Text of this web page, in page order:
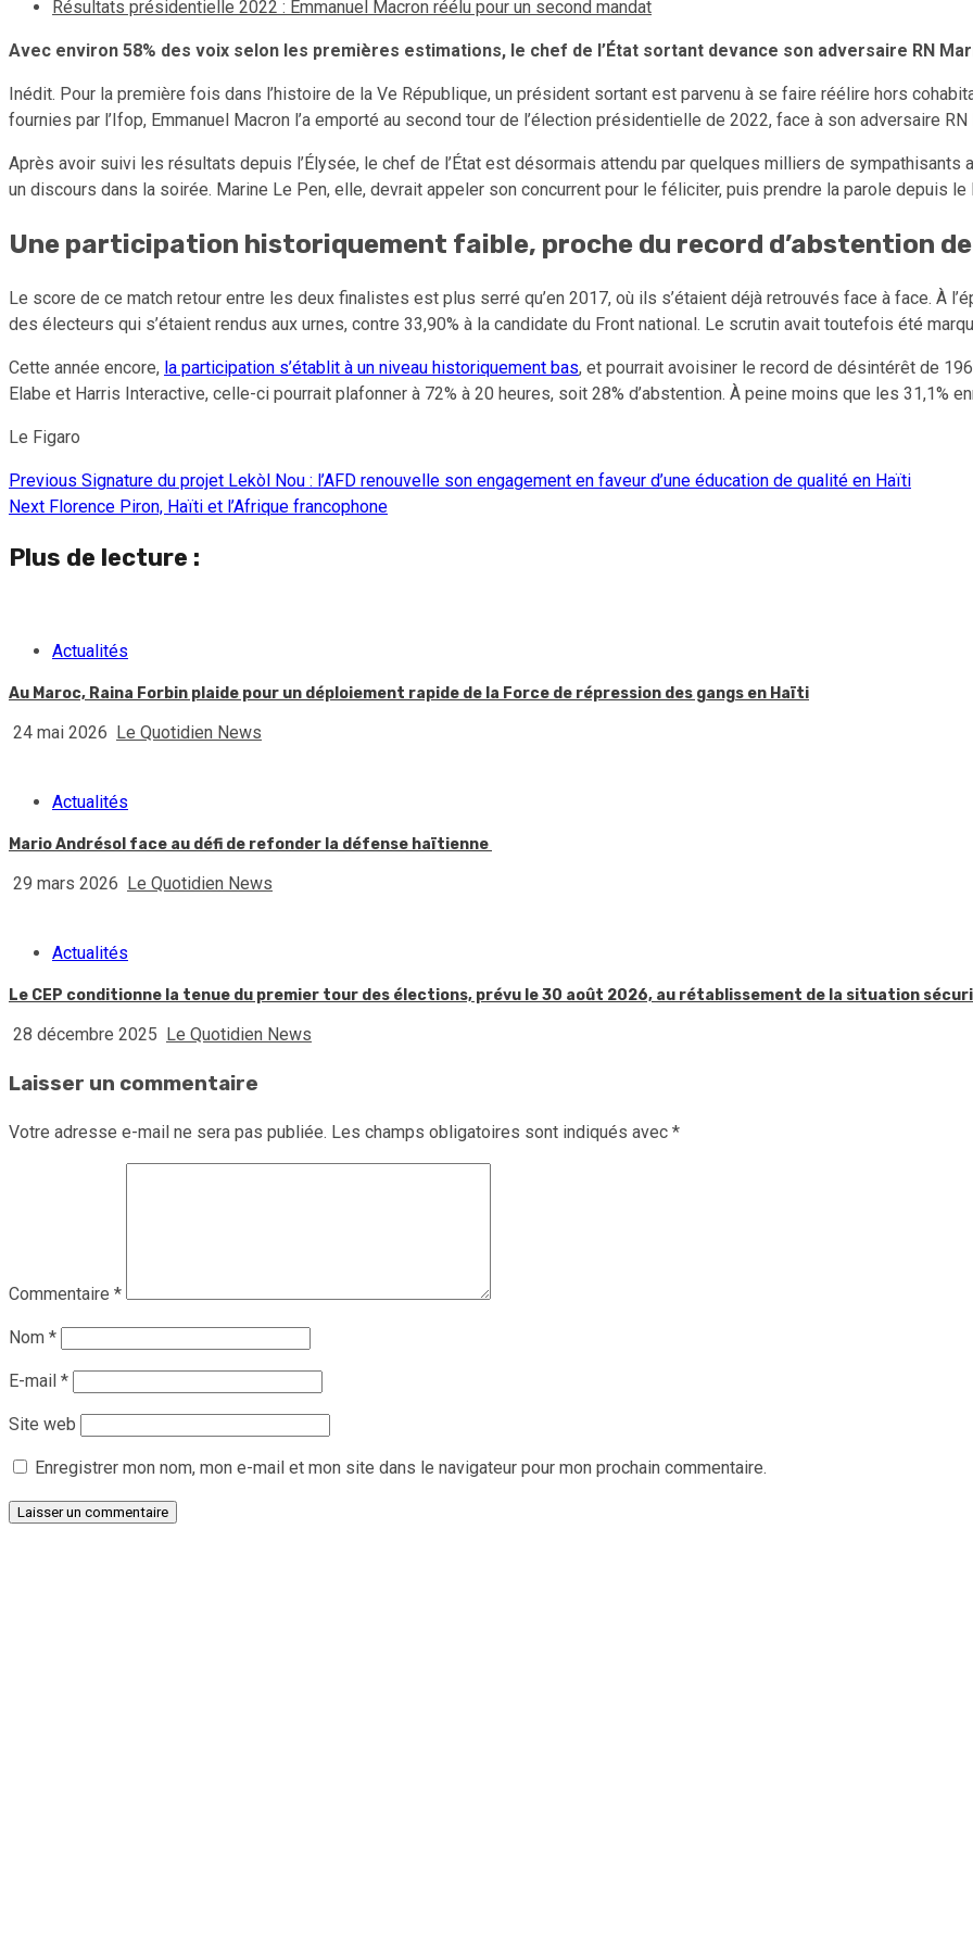
Résultats présidentielle 2022 : Emmanuel Macron réélu pour un second mandat
Avec environ 58% des voix selon les premières estimations, le chef de l’État sortant devance son adversaire RN
Inédit. Pour la première fois dans l’histoire de la Ve République, un président sortant est parvenu à se faire réélire hors
fournies par l’Ifop, Emmanuel Macron l’a emporté au second tour de l’élection présidentielle de 2022, face à son adversaire
Après avoir suivi les résultats depuis l’Élysée, le chef de l’État est désormais attendu par quelques milliers de
un discours dans la soirée. Marine Le Pen, elle, devrait appeler son concurrent pour le féliciter, puis prendre la parole depuis le
Une participation historiquement faible, proche du record d’abstention
Le score de ce match retour entre les deux finalistes est plus serré qu’en 2017, où ils s’étaient déjà retrouvés face à face. À
des électeurs qui s’étaient rendus aux urnes, contre 33,90% à la candidate du Front national. Le scrutin avait toutefois été
Cette année encore, la participation s’établit à un niveau historiquement bas, et pourrait avoisiner le record de désintérêt de
Elabe et Harris Interactive, celle-ci pourrait plafonner à 72% à 20 heures, soit 28% d’abstention. À peine moins que les 31,1%
Le Figaro
Continue
Reading
Previous Signature du projet Lekòl Nou : l’AFD renouvelle son engagement en faveur d’une éducation de qualité en Haïti
Next Florence Piron, Haïti et l’Afrique francophone
Plus de lecture :
Actualités
Au Maroc, Raina Forbin plaide pour un déploiement rapide de la Force de répression des gangs en Haïti
24 mai 2026 Le Quotidien News
Actualités
Mario Andrésol face au défi de refonder la défense haïtienne
29 mars 2026 Le Quotidien News
Actualités
Le CEP conditionne la tenue du premier tour des élections, prévu le 30 août 2026, au rétablissement de la situation
28 décembre 2025 Le Quotidien News
Laisser un commentaire
Votre adresse e-mail ne sera pas publiée. Les champs obligatoires sont indiqués avec *
Commentaire *
Nom *
E-mail *
Site web
Enregistrer mon nom, mon e-mail et mon site dans le navigateur pour mon prochain commentaire.